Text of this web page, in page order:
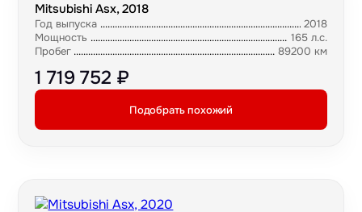
Mitsubishi Asx, 2018
Год выпуска
2018
Мощность
165 л.с.
Пробег
89200 км
1 719 752 ₽
Подобрать похожий